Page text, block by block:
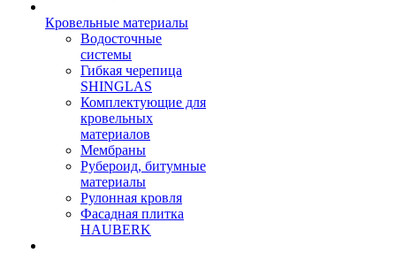
Кровельные материалы
Водосточные
системы
Гибкая черепица
SHINGLAS
Комплектующие для
кровельных
материалов
Мембраны
Рубероид, битумные
материалы
Рулонная кровля
Фасадная плитка
HAUBERK